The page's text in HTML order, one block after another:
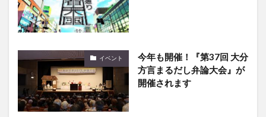
イベント
今年も開催！『第37回 大分
方言まるだし弁論大会』が
開催されます